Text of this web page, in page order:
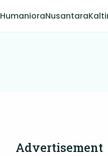
HumanioraNusantara
Advertisement